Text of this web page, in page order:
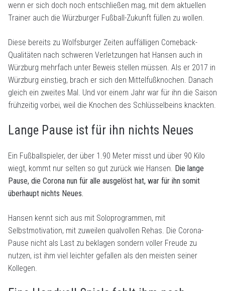
wenn er sich doch noch entschließen mag, mit dem aktuellen
Trainer auch die Würzburger Fußball-Zukunft füllen zu wollen.
Diese bereits zu Wolfsburger Zeiten auffälligen Comeback-
Qualitäten nach schweren Verletzungen hat Hansen auch in
Würzburg mehrfach unter Beweis stellen müssen. Als er 2017 in
Würzburg einstieg, brach er sich den Mittelfußknochen. Danach
gleich ein zweites Mal. Und vor einem Jahr war für ihn die Saison
frühzeitig vorbei, weil die Knochen des Schlüsselbeins knackten.
Lange Pause ist für ihn nichts Neues
Ein Fußballspieler, der über 1.90 Meter misst und über 90 Kilo
wiegt, kommt nur selten so gut zurück wie Hansen. Die lange
Pause, die Corona nun für alle ausgelöst hat, war für ihn somit
überhaupt nichts Neues.
Hansen kennt sich aus mit Soloprogrammen, mit
Selbstmotivation, mit zuweilen qualvollen Rehas. Die Corona-
Pause nicht als Last zu beklagen sondern voller Freude zu
nutzen, ist ihm viel leichter gefallen als den meisten seiner
Kollegen.